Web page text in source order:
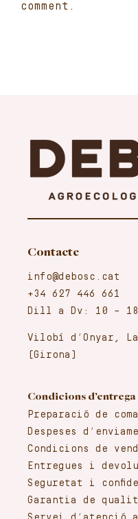
comment.
Contacte
info@debosc.cat
+34 627 446 661
Dill a Dv: 10 –
Vilobí d’Onyar,
(Girona)
Condicions d’entrega
Preparació de
Despeses
Condicions de
Entregues i
Seguretat i
Garantia de